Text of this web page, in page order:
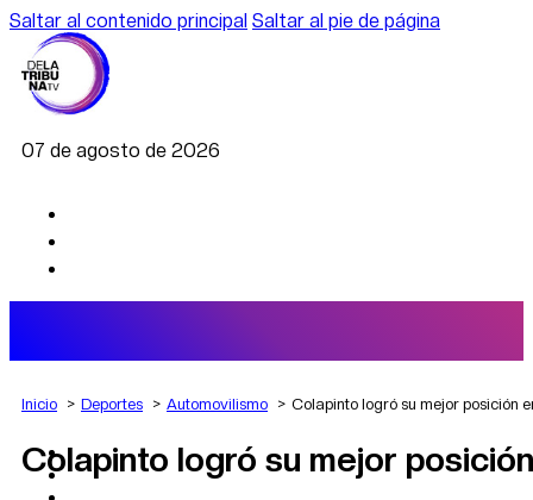
Saltar al contenido principal Saltar al pie de página
07 de agosto de 2026
AGRO
DEPORTES
Inicio Deportes Automovilismo Colapinto logró su mejor posición
Colapinto logró su mejor